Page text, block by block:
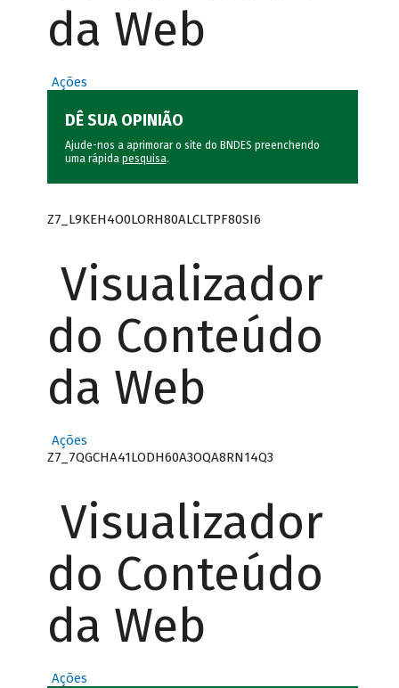
da Web
Ações
DÊ SUA OPINIÃO
Ajude-nos a aprimorar o site do BNDES preenchendo
uma rápida pesquisa.
Z7_L9KEH4O0LORH80ALCLTPF80SI6
Visualizador
do Conteúdo
da Web
Ações
Z7_7QGCHA41LODH60A3OQA8RN14Q3
Visualizador
do Conteúdo
da Web
Ações